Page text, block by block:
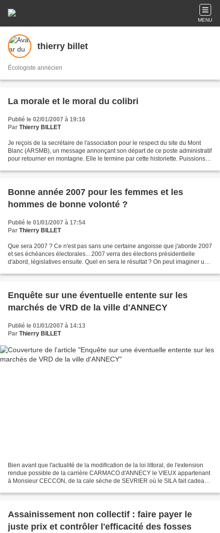
MENU
thierry billet
Écologiste annécien
La morale et le moral du colibri
Publié le 02/01/2007 à 19:16
Par Thierry BILLET
Je reçois de la secrétaire de l'association pour le respect du site du Mont
Blanc (ARSMB), un message annonçant son départ de ce poste administratif
pour retourner en montagne. Elle le termine par cette historiette. Puissions
Bonne année 2007 pour les femmes et les
hommes de bonne volonté ?
Publié le 01/01/2007 à 17:54
Par Thierry BILLET
Que sera 2007 ? Ce n'est pas sans une certaine angoisse que j'aborde 2007
et ses échéances électorales... 2007 verra des élections présidentielle
d'abord, législatives ensuite. Quel en sera le résultat ? On peut imaginer un
Enquête sur une éventuelle entente sur les
marchés de VRD de la ville d'ANNECY
Publié le 01/01/2007 à 14:13
Par Thierry BILLET
Bien avant que l'actualité de la modification de la loi littoral, de l'extension
rendue possible de la carrière CARMACO d'ANNECY le VIEUX appartenant
à Monsieur CECCON, de la cale sèche de SEVRIER où le SILA fait cadeau
Assainissement non collectif : faire payer le
juste prix et contrôler l'efficacité des fosses